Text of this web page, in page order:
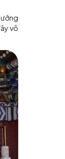
hé mở trước
khó phai theo
bức tranh
của nghệ
thoại, đưa
tinh hoa tâm
Bạn có thể
hoàng hôn